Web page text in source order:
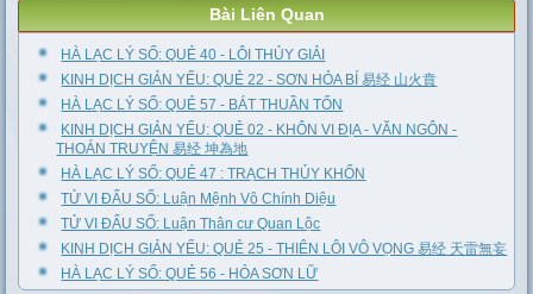
Bài Liên Quan
HÀ LẠC LÝ SỐ: QUẺ 40 - LÔI THỦY GIẢI
KINH DỊCH GIẢN YẾU: QUẺ 22 - SƠN HỎA BÍ 易经 山火賁
HÀ LẠC LÝ SỐ: QUẺ 57 - BÁT THUẦN TỐN
KINH DỊCH GIẢN YẾU: QUẺ 02 - KHÔN VI ĐỊA - VĂN NGÔN -
THOÁN TRUYỆN 易经 坤為地
HÀ LẠC LÝ SỐ: QUẺ 47 : TRẠCH THỦY KHỐN
TỬ VI ĐẨU SỐ: Luận Mệnh Vô Chính Diệu
TỬ VI ĐẨU SỐ: Luận Thân cư Quan Lộc
KINH DỊCH GIẢN YẾU: QUẺ 25 - THIÊN LÔI VÔ VỌNG 易经 天雷無妄
HÀ LẠC LÝ SỐ: QUẺ 56 - HỎA SƠN LỮ